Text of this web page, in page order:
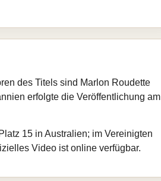
des Titels sind Marlon Roudette
erfolgte die Veröffentlichung am
15 in Australien; im Vereinigten
Video ist online verfügbar.